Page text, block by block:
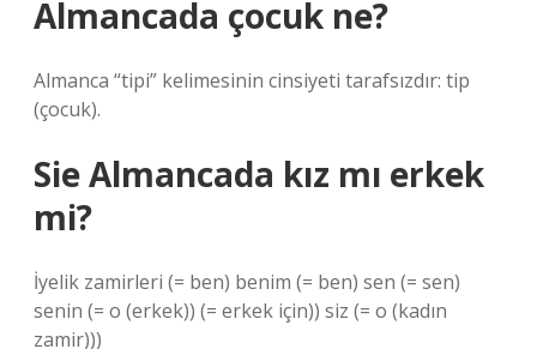
Almancada çocuk ne?
Almanca “tipi” kelimesinin cinsiyeti tarafsızdır: tip
(çocuk).
Sie Almancada kız mı erkek
mi?
İyelik zamirleri (= ben) benim (= ben) sen (= sen)
senin (= o (erkek)) (= erkek için)) siz (= o (kadın
zamir)))